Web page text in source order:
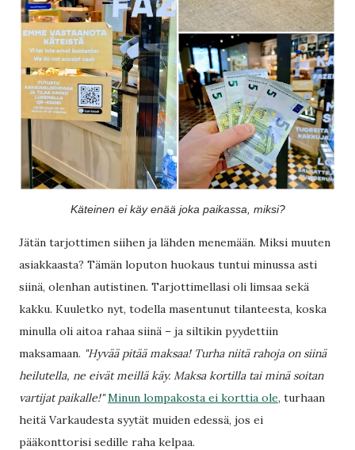
Käteinen ei käy enää joka paikassa, miksi?
Jätän tarjottimen siihen ja lähden menemään. Miksi muuten
asiakkaasta? Tämän loputon huokaus tuntui minussa asti
siinä, olenhan autistinen. Tarjottimellasi oli limsaa sekä
kakku. Kuuletko nyt, todella masentunut tilanteesta, koska
minulla oli aitoa rahaa siinä – ja siltikin pyydettiin
maksamaan. "Hyvää pitää maksaa! Turha niitä rahoja on siinä
heilutella, ne eivät meillä käy. Maksa kortilla tai minä soitan
vartijat paikalle!" Minun lompakosta ei korttia ole, turhaan
heitä Varkaudesta syytät muiden edessä, jos ei
pääkonttorisi sedille raha kelpaa.